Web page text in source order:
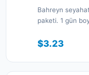
Bahreyn
paketi. 1 gün
$3.23